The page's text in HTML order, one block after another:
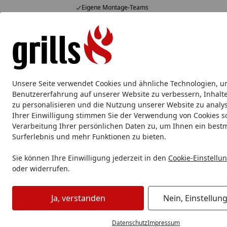
Unsere Seite verwendet Cookies und ähnliche Technologien,
Benutzererfahrung auf unserer Website zu verbessern,
zu personalisieren und die Nutzung unserer Website zu
Ihrer Einwilligung stimmen Sie der Verwendung von Cookies
Verarbeitung Ihrer persönlichen Daten zu, um Ihnen ein
Surferlebnis und mehr Funktionen zu bieten.
Sie können Ihre Einwilligung jederzeit in den Cookie-
oder widerrufen.
Ja, verstanden Nein,
DatenschutzImpressum
Eigene Montage-Teams
Mo-Fr. 8-16 Uhr 15.831 Bewertungen
Alle Produkte
Alle ProdukteMarken
Broil King Broil King Gasgrill Broil King Pelletgrill
Startseite
Broil King Broil King Gasgrill Broil King Royal
Broil King Royal
Ihre Artikelübersicht
Preisspanne Serviceleistungen Angebote